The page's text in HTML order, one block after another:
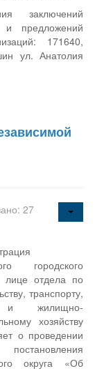
заключений
и предложений
171640,
ул. Анатолия
27
городского
лице отдела по
транспорту,
и жилищно-
хозяйству
о проведении
округа «Об